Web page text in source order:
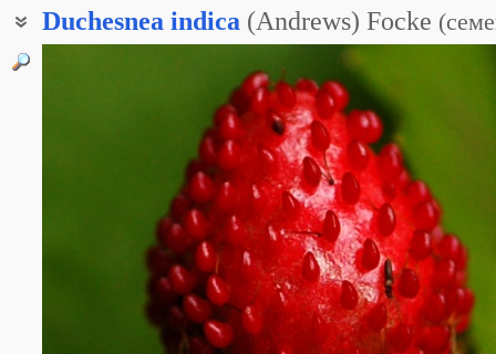
Duchesnea indica (Andrews) Focke (